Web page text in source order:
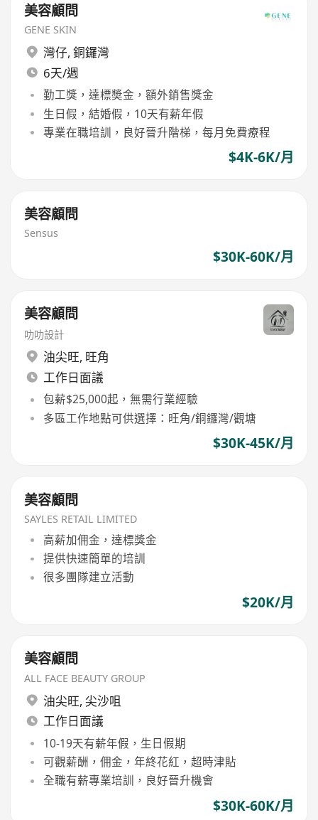
美容顧問
GENE SKIN
灣仔, 銅鑼灣
6天/週
勤工獎，達標奬金，額外銷售獎金
生日假，結婚假，10天有薪年假
專業在職培訓，良好晉升階梯，每月免費療程
$4K-6K/月
美容顧問
Sensus
$30K-60K/月
美容顧問
叻叻設計
油尖旺, 旺角
工作日面議
包薪$25,000起，無需行業經驗
多區工作地點可供選擇：旺角/銅鑼灣/觀塘
$30K-45K/月
美容顧問
SAYLES RETAIL LIMITED
高薪加佣金，達標獎金
提供快速簡單的培訓
很多團隊建立活動
$20K/月
美容顧問
ALL FACE BEAUTY GROUP
油尖旺, 尖沙咀
工作日面議
10-19天有薪年假，生日假期
可觀薪酬，佣金，年終花紅，超時津貼
全職有薪專業培訓，良好晉升機會
$30K-60K/月